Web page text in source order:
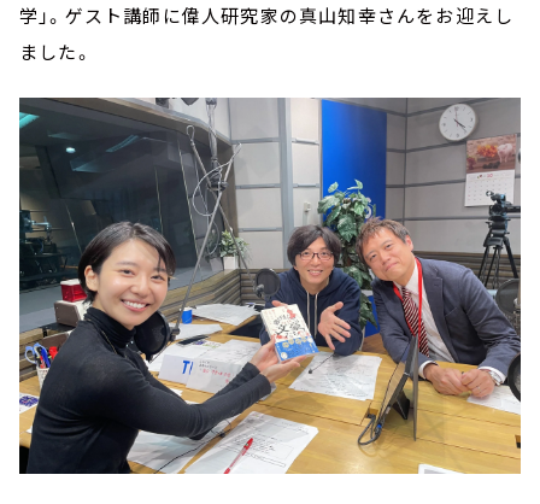
学」。ゲスト講師に偉人研究家の真山知幸さんをお迎えし
ました。